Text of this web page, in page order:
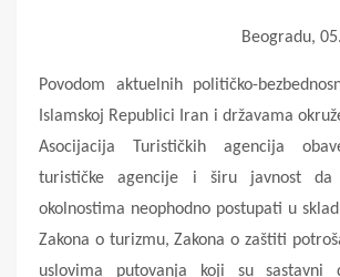
Beogradu,
Povodom aktuelnih političko-
Islamskoj Republici Iran i državama
Asocijacija Turističkih agencija
turističke agencije i širu javnost
okolnostima neophodno postupati u
Zakona o turizmu, Zakona o zaštiti
uslovima putovanja koji su sastavni